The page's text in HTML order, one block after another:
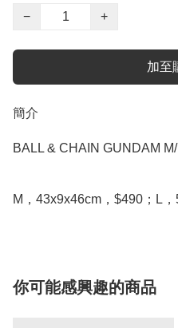
−
+
加至
簡介
BALL & CHAIN GUNDAM
M，43x9x46cm，$490；L
你可能感興趣的商品